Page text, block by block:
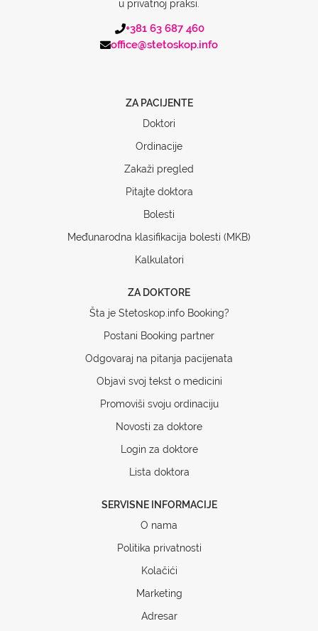
u privatnoj praksi.
+381 63 687 460
office@stetoskop.info
ZA PACIJENTE
Doktori
Ordinacije
Zakaži pregled
Pitajte doktora
Bolesti
Međunarodna klasifikacija bolesti (MKB)
Kalkulatori
ZA DOKTORE
Šta je Stetoskop.info Booking?
Postani Booking partner
Odgovaraj na pitanja pacijenata
Objavi svoj tekst o medicini
Promoviši svoju ordinaciju
Novosti za doktore
Login za doktore
Lista doktora
SERVISNE INFORMACIJE
O nama
Politika privatnosti
Kolačići
Marketing
Adresar